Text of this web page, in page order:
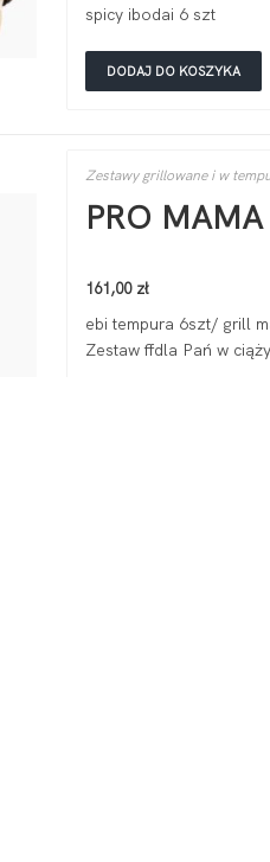
spicy ibodai 6 szt
DODAJ DO KOSZYKA
Zestawy grillowane i w
PRO
161,00 zł
ebi tempura 6szt/ grill
Zestaw ffdla Pań w